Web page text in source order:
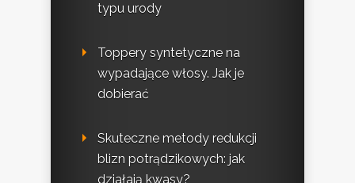
typu urody
Toppery syntetyczne na
wypadające włosy. Jak je
dobierać
Skuteczne metody redukcji
blizn potrądzikowych: jak
działają kwasy?